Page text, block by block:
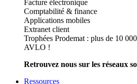
Facture électronique
Comptabilité & finance
Applications mobiles
Extranet client
Trophées Prodemat : plus de 10
AVLO !
Retrouvez nous sur les réseaux
Ressources